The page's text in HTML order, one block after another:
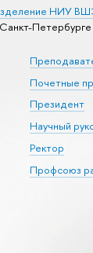
НИУ
Почетные
Президент
Научный
Ректор
Профсоюз